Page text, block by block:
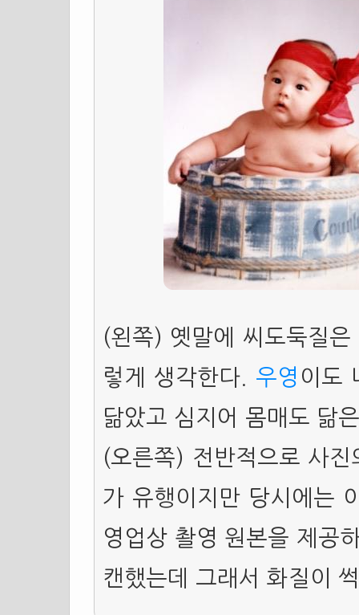
(왼쪽) 옛말에 씨도둑질
렇게 생각한다. 우영 이도
닮았고 심지어 몸매도 닮
(오른쪽) 전반적으로 사
가 유행이지만 당시에는
영업상 촬영 원본을 제공
캔했는데 그래서 화질이